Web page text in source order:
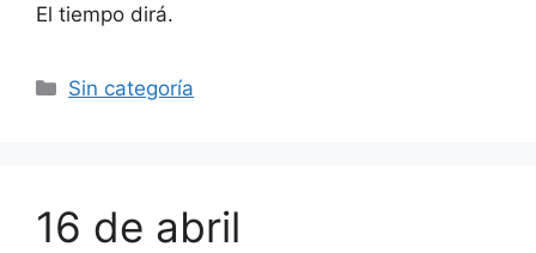
El tiempo dirá.
Categorías
Sin categoría
16 de abril